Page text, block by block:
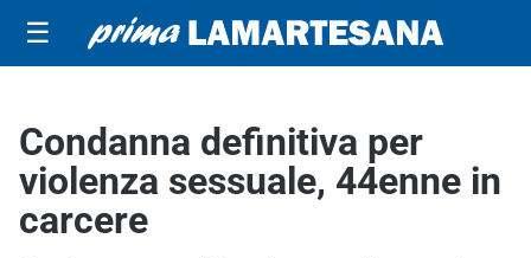
☰
Condanna definitiva per
violenza sessuale, 44enne in
carcere